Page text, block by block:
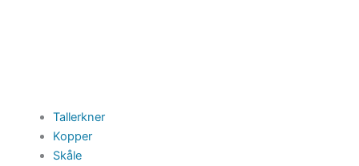
Tallerkner
Kopper
Skåle